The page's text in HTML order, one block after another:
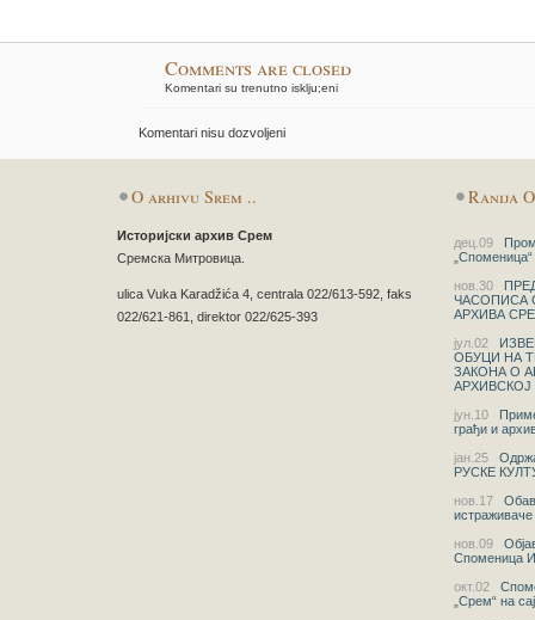
Comments are closed
Komentari su trenutno isklju;eni
Komentari nisu dozvoljeni
O arhivu Srem ..
Историјски архив Срем
Сремска Митровица.
ulica Vuka Karadžića 4, centrala 022/613-592, faks
022/621-861, direktor 022/625-393
Ranija
дец.09
нов.30
ЧАСОПИСА
АРХИВА
јул.02
ОБУЦИ НА
ЗАКОНА О
јун.10
грађи и
јан.25
РУСКЕ
нов.17
истраживаче
нов.09
Споменица
окт.02
„Срем“ на